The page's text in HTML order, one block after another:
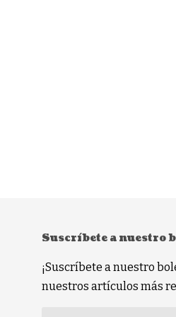
Suscríbete a nuestro
¡Suscríbete a nuestro
nuestros artículos más